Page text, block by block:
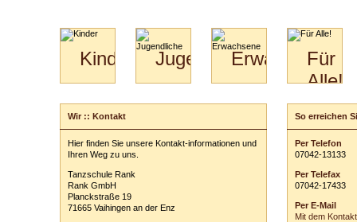
Kinder
Kids
&
Kiga-
Kids
3-
JugendlicheErwachsene
Specials
Paare
Hochzeitstanzkurs
Für
Alle!
Bilder
Download
Video
Catering
Wir :: Kontakt
Hier finden Sie unsere Kontakt-informationen und
Ihren Weg zu uns.
Tanzschule Rank
Rank GmbH
Planckstraße 19
71665 Vaihingen an der Enz
So erreichen
Per Telefon
07042-13133
Per Telefax
07042-17433
Per E-Mail
Mit dem
Schreiben Sie
Ihre
Vor- und
E-Mail-
Betreff: